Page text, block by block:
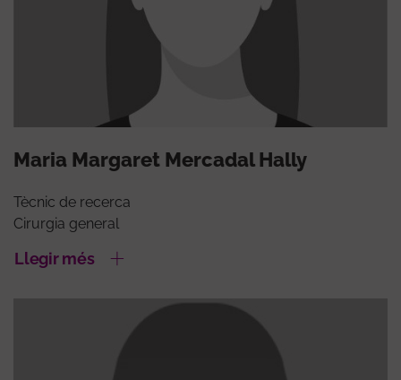
Maria Margaret Mercadal Hally
Tècnic de recerca
Cirurgia general
Llegir més